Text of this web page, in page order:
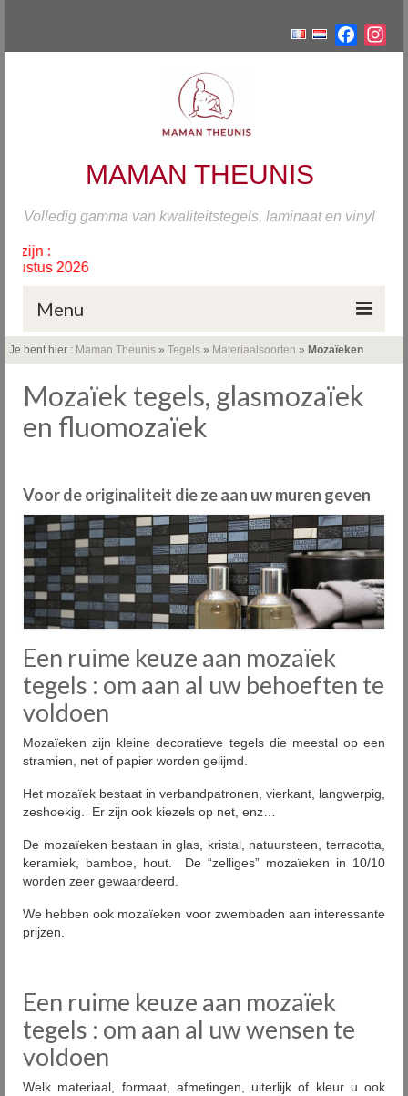
MAMAN THEUNIS
Volledig gamma van kwaliteitstegels, laminaat en vinyl
Menu
Home
Tegels
Onze fabrieken
Onderhoud
Diensten
Outlet
Showrooms
Contact
FAQ
PID
Je bent hier : Maman Theunis » Tegels » Materiaalsoorten » Mozaïeken
Mozaïek tegels, glasmozaïek
en fluomozaïek
Voor de originaliteit die ze aan uw muren geven
Een ruime keuze aan mozaïek
tegels : om aan al uw behoeften te
voldoen
Mozaïeken zijn kleine decoratieve tegels die meestal op een
stramien, net of papier worden gelijmd.
Het mozaïek bestaat in verbandpatronen, vierkant, langwerpig,
zeshoekig. Er zijn ook kiezels op net, enz…
De mozaïeken bestaan in glas, kristal, natuursteen, terracotta,
keramiek, bamboe, hout. De “zelliges” mozaïeken in 10/10
worden zeer gewaardeerd.
We hebben ook mozaïeken voor zwembaden aan interessante
prijzen.
Een ruime keuze aan mozaïek
tegels : om aan al uw wensen te
voldoen
Welk materiaal, formaat, afmetingen, uiterlijk of kleur u ook